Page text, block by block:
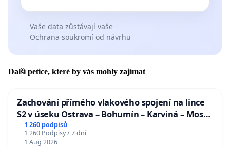
Vaše data zůstávají vaše
Ochrana soukromí od návrhu
Další petice, které by vás mohly zajímat
Zachování přímého vlakového spojení na lince
S2 v úseku Ostrava – Bohumín – Karviná – Mosty
u Jablunkova
1 260 podpisů
1 260 Podpisy / 7 dní
1 Aug 2026